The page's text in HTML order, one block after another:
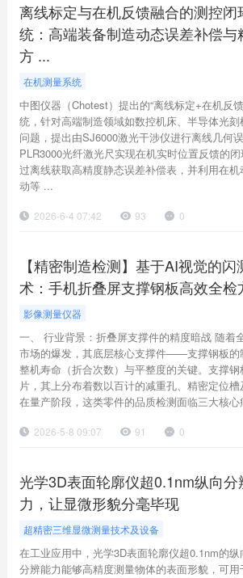
离线标定与在机反馈融合的测控闭
统：高端装备制造动态误差补偿
方 ...
在机测量系统
中图仪器（Chotest）提出的“离线标定+在机反
统，针对高端制造领域如数控机床、半导体光
问题，提出由SJ6000激光干涉仪进行离线几何
PLR3000光纤激光尺实现在机实时位置反馈的
过离线获取高精度静态误差补偿表，并利用在
动等 ...
2026-6-4 07:42 93 0
【精密制造检测】基于AI视觉的闪
术：手机折叠屏支撑钢板高效全检
影像测量仪器
一、 行业背景：折叠屏支撑件的精度暗战 随着
市场的爆发，其底层核心支撑件——支撑钢板的
整机寿命（折合次数）与平整度的关键。支撑
片，其上分布着数以百计的减重孔、精密定位槽
在量产阶段，这类零件的品质检测面临三大核
2026-5-8 09:07 91 0
光学3D表面轮廓仪超0.1nm纵向分
力，让显微形貌分毫毕现
超精密三维显微测量技术及设备
在工业应用中，光学3D表面轮廓仪超0.1nm的纵
分辨能力能够高精度测量物体的表面形貌，可用